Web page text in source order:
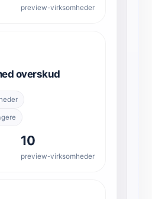
preview-virksomheder
overskud
10
preview-virksomheder